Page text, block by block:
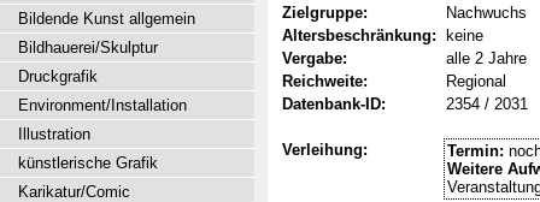
Zielgruppe:
Nachwuchs
Altersbeschränkung:
keine
Vergabe:
alle 2 Jahre
Reichweite:
Regional
Datenbank-ID:
2354 / 2031
Verleihung: Termin:
Weitere
Bildende Kunst allgemein
Bildhauerei/Skulptur
Druckgrafik
Environment/Installation
Illustration
künstlerische Grafik
Karikatur/Comic